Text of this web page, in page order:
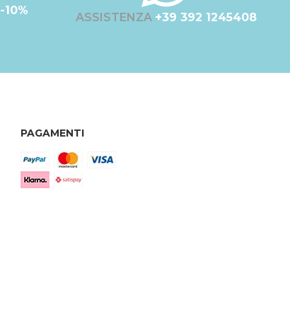
-10%
ASSISTENZA +39 392 1245408
PAGAMENTI